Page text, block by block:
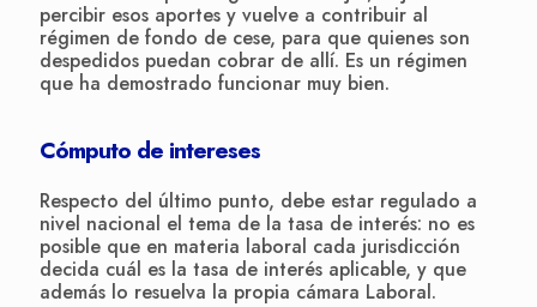
percibir esos aportes y vuelve a contribuir al
régimen de fondo de cese, para que quienes son
despedidos puedan cobrar de allí. Es un régimen
que ha demostrado funcionar muy bien.
Cómputo de intereses
Respecto del último punto, debe estar regulado a
nivel nacional el tema de la tasa de interés: no es
posible que en materia laboral cada jurisdicción
decida cuál es la tasa de interés aplicable, y que
además lo resuelva la propia cámara Laboral.